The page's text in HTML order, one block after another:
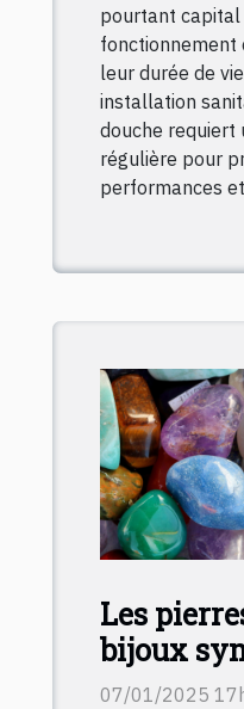
pourtant
leur durée de
installation
douche requiert
régulière pour
performances et
Les
bijoux
originaux
07/01/2025